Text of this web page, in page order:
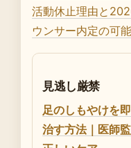
活動休止理由と
ウンサー内定の可
見逃し厳禁
足のしもやけを
治す方法｜医師